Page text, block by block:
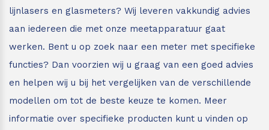
lijnlasers en glasmeters? Wij leveren vakkundig advies
aan iedereen die met onze meetapparatuur gaat
werken. Bent u op zoek naar een meter met specifieke
functies? Dan voorzien wij u graag van een goed advies
en helpen wij u bij het vergelijken van de verschillende
modellen om tot de beste keuze te komen. Meer
informatie over specifieke producten kunt u vinden op